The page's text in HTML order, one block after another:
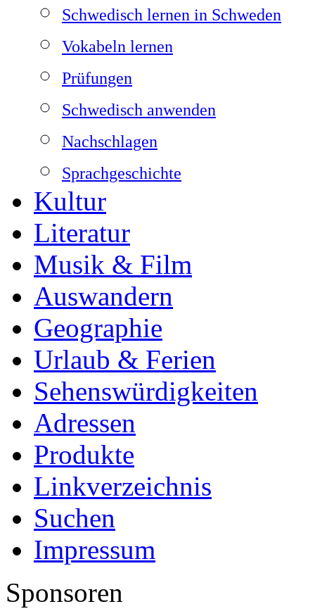
Schwedisch lernen in Schweden
Vokabeln lernen
Prüfungen
Schwedisch anwenden
Nachschlagen
Sprachgeschichte
Kultur
Literatur
Musik & Film
Auswandern
Geographie
Urlaub & Ferien
Sehenswürdigkeiten
Adressen
Produkte
Linkverzeichnis
Suchen
Impressum
Sponsoren